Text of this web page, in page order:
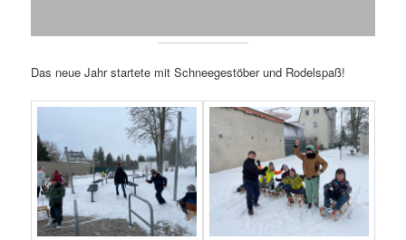
Das neue Jahr startete mit Schneegestöber und Rodelspaß!